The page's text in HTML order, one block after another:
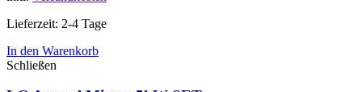
Lieferzeit: 2-4 Tage
In den Warenkorb
Schließen